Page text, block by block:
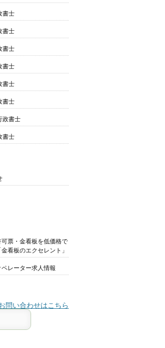
書士
書士
書士
書士
書士
書士
政書士
書士
票・金看板を低価格で
看板のエクセレント」
ペレーター求人情報
問い合わせはこちら